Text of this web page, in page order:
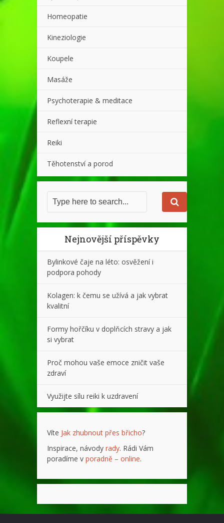
Homeopatie
Kineziologie
Koupele
Masáže
Psychoterapie & meditace
Reflexní terapie
Reiki
Těhotenství a porod
Nejnovější příspěvky
Bylinkové čaje na léto: osvěžení i
podpora pohody
Kolagen: k čemu se užívá a jak vybrat
kvalitní
Formy hořčíku v doplňcích stravy a jak
si vybrat
Proč mohou vaše emoce zničit vaše
zdraví
Využijte sílu reiki k uzdravení
Víte Jak zhubnout přes břicho?
Inspirace, návody rady. Rádi Vám
poradíme v poradně – online.